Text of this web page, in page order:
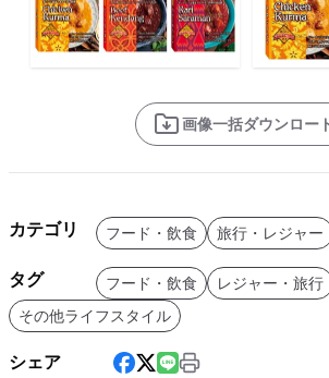
画像一括ダウンロー
カテゴリ フード・飲食 旅行・レジャー
タグ フード・飲食
レジャー・旅行
その他ライフスタイル
シェア